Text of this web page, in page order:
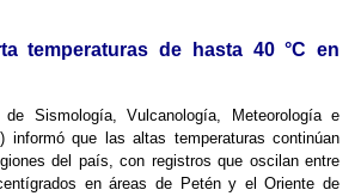
temperaturas de hasta 40 °C en
Sismología, Vulcanología, Meteorología e
informó que las altas temperaturas continúan
del país, con registros que oscilan entre
en áreas de Petén y el Oriente de